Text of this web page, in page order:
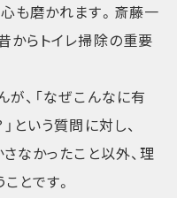
も磨かれます。斎藤一
からトイレ掃除の重要
、「なぜこんなに有
という質問に対し、
なかったこと以外、理
とです。